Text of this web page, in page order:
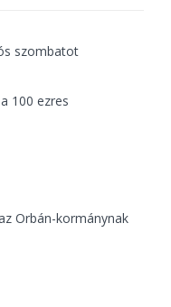
szombatot
100 ezres
Orbán-kormánynak